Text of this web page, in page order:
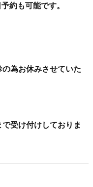
約も可能です。
為お休みさせていた
受け付けしておりま